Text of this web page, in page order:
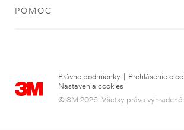
POMOC
Právne podmienky Prehlásenie o
Nastavenia cookies
© 3M 2026. Všetky práva vyhradené.